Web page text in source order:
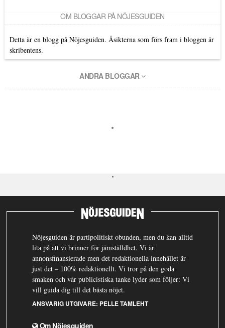
OM BLOGGAR PÅ NÖJESGUIDEN
Detta är en blogg på Nöjesguiden. Åsikterna som förs fram i bloggen är
skribentens.
ANDRA BLOGGAR
Nöjesguiden är partipolitiskt obunden, men du kan alltid
lita på att vi brinner för jämställdhet. Vi är
annonsfinansierade men det redaktionella innehållet är
just det – 100% redaktionellt. Vi tror på den goda
smaken och vår publicistiska tanke lyder som följer: Vi
vill guida dig till det bästa nöjet.
ANSVARIG UTGIVARE: PELLE TAMLEHT
Om Nöjesguiden